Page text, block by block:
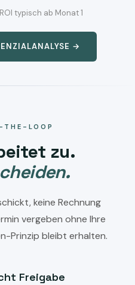
typisch ab Monat 1
→
LOOP
zu.
keine Rechnung
vergeben ohne Ihre
Prinzip bleibt erhalten.
Freigabe